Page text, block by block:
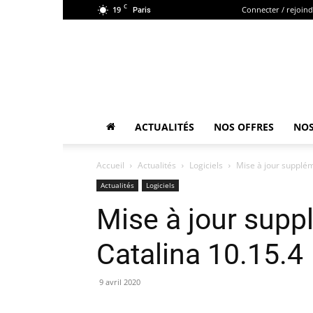
19 C Paris Connecter /
ACTUALITÉS NOS OFFRES
Accueil Actualités Logiciels Mise à jour
Actualités Logiciels
Mise à jour
Catalina 10.15.4
9 avril 2020